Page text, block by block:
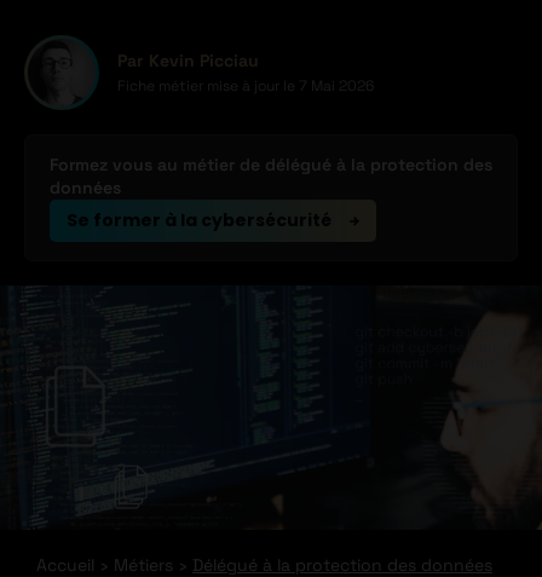
Par Kevin Picciau
Fiche métier mise à jour le 7 Mai 2026
Formez vous au métier de délégué à la protection des
données
Se former à la cybersécurité
Accueil Métiers Délégué à la protection des données